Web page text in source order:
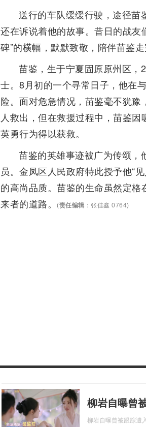
送行的车队缓缓行驶，途径苗
还在诉说着他的故事。昔日的战友
碑”的横幅，默默致敬，陪伴苗鉴走
苗鉴，生于宁夏固原原州区
士。8月初的一个寻常日子，他在
险。面对危急情况，苗鉴毫不犹
人救出，但在救援过程中，苗鉴
英勇行为得以获救。
苗鉴的英雄事迹被广为传颂，
员。金凤区人民政府特此授予他“
的高尚品质。苗鉴的生命虽然定
来者的道路。
(责任编辑 ：张佳鑫 0764)
柳岩自曝曾
柳岩自曝曾被跟踪遭